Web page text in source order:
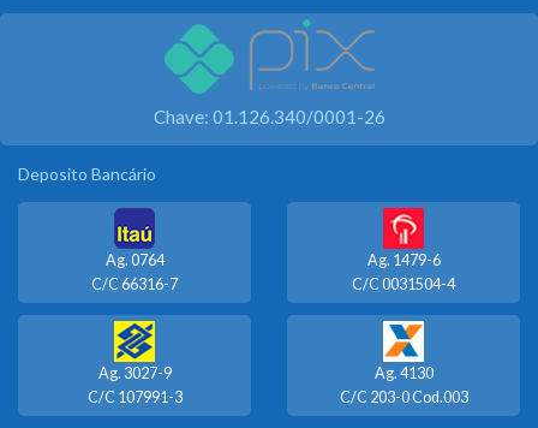
Chave: 01.126.340/0001-26
Deposito Bancário
Ag. 0764
C/C 66316-7
Ag. 1479-6
C/C 0031504-4
Ag. 3027-9
C/C 107991-3
Ag. 4130
C/C 203-0 Cod.003